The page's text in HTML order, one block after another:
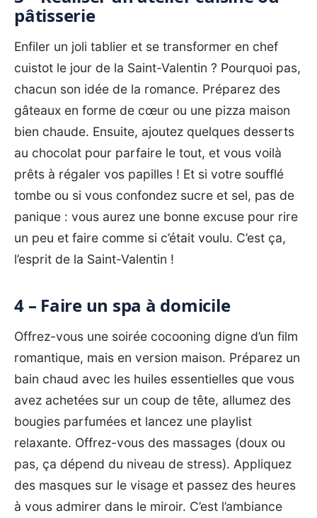
pâtisserie
Enfiler un joli tablier et se transformer en chef
cuistot le jour de la Saint-Valentin ? Pourquoi pas,
chacun son idée de la romance. Préparez des
gâteaux en forme de cœur ou une pizza maison
bien chaude. Ensuite, ajoutez quelques desserts
au chocolat pour parfaire le tout, et vous voilà
prêts à régaler vos papilles ! Et si votre soufflé
tombe ou si vous confondez sucre et sel, pas de
panique : vous aurez une bonne excuse pour rire
un peu et faire comme si c’était voulu. C’est ça,
l’esprit de la Saint-Valentin !
4 – Faire un spa à domicile
Offrez-vous une soirée cocooning digne d’un film
romantique, mais en version maison. Préparez un
bain chaud avec les huiles essentielles que vous
avez achetées sur un coup de tête, allumez des
bougies parfumées et lancez une playlist
relaxante. Offrez-vous des massages (doux ou
pas, ça dépend du niveau de stress). Appliquez
des masques sur le visage et passez des heures
à vous admirer dans le miroir. C’est l’ambiance